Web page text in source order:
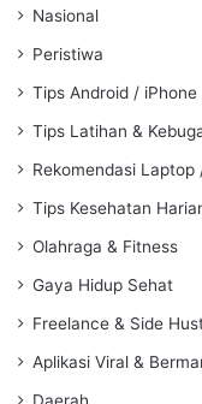
Nasional
Peristiwa
Tips Android / iPhone
Tips Latihan &
Rekomendasi Laptop
Tips Kesehatan
Olahraga & Fitness
Gaya Hidup Sehat
Freelance & Side
Aplikasi Viral &
Daerah